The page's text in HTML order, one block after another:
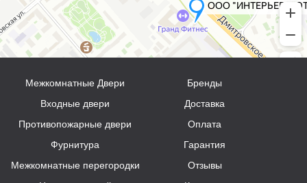
Межкомнатные Двери
Входные двери
Противопожарные двери
Фурнитура
Межкомнатные перегородки
Бренды
Доставка
Оплата
Гарантия
Отзывы